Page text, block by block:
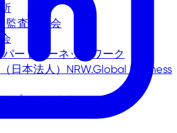
監査委員会
パートナーネットワーク
日本法人）NRW.Global Business
とプロジェクト